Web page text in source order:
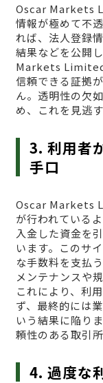
Oscar Markets
情報が極めて不
れば、法人登録
結果などを公開
Markets Limited
信頼できる証拠
ん。透明性の欠
め、これを見逃
3. 利用者
手口
Oscar Markets
が行われている
入金した資金を
います。このサ
な手数料を支払
メンテナンスや
これにより、利
ず、最終的には
いう結果に陥り
頼性のある取引
4. 過度な